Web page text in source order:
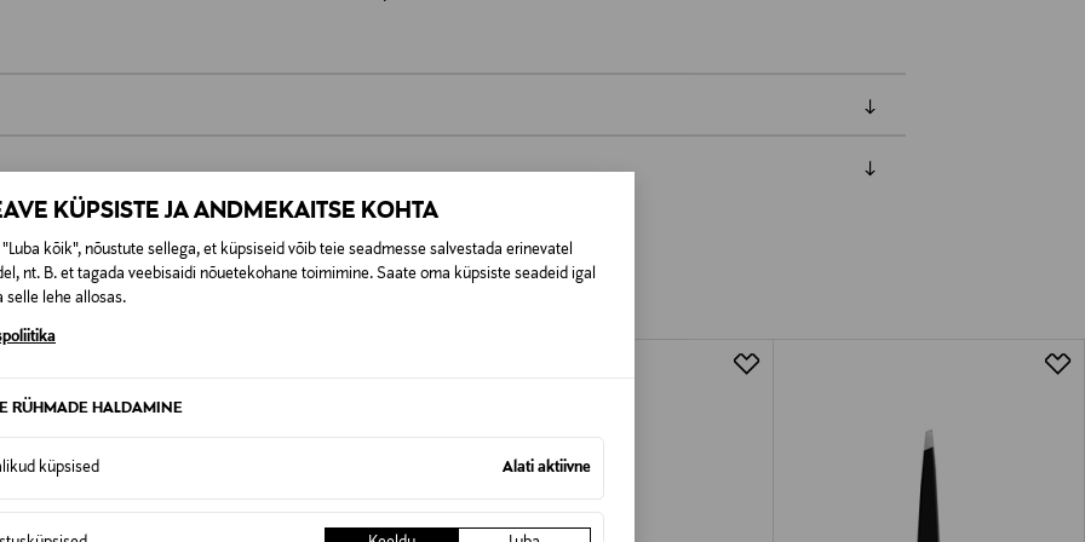
KÜPSISTE JA ANDMEKAITSE KOHTA
"Luba kõik", nõustute sellega, et küpsiseid võib teie seadmesse salvestada erinevatel
nt. B. et tagada veebisaidi nõuetekohane toimimine. Saate oma küpsiste seadeid igal
selle lehe allosas.
RÜHMADE HALDAMINE
küpsised Alati aktiivne
0,00 € – 4,90 €
lepingust taganeda 30 päeva jooksul alates kauba kättesaamisest. Suletud pakendis toodete puhul
Tagastatavad suletud pakendis kosmeetika- ja loodustooted peavad olema avamata originaalpakendis.
KA